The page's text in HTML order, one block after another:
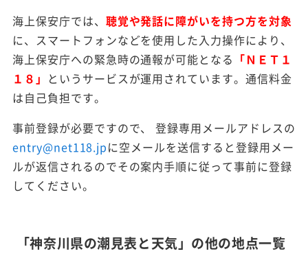
海上保安庁では、 聴覚や発話に障がいを持つ方を対象
に、スマートフォンなどを使用した入力操作により、
海上保安庁への緊急時の通報が可能となる 「ＮＥＴ１
１８」 というサービスが運用されています。通信料金
は自己負担です。
事前登録が必要ですので、 登録専用メールアドレスの
entry@net118.jpに空メールを送信すると登録用メー
ルが返信されるのでその案内手順に従って事前に登録
してください。
「神奈川県の潮見表と天気」の他の地点一覧